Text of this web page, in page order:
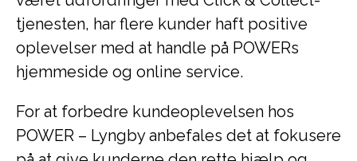
tjenesten, har flere kunder haft positive
oplevelser med at handle på POWERs
hjemmeside og online service.
For at forbedre kundeoplevelsen hos
POWER – Lyngby anbefales det at fokusere